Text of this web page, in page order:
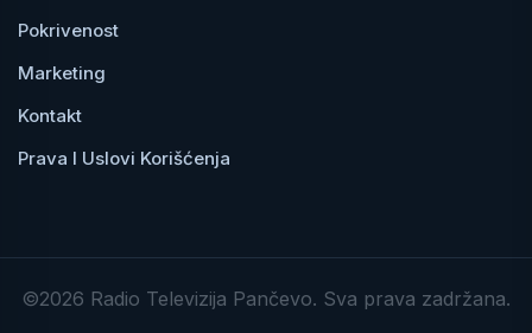
Pokrivenost
Marketing
Kontakt
Prava I Uslovi Korišćenja
©2026 Radio Televizija Pančevo. Sva prava zadržana.